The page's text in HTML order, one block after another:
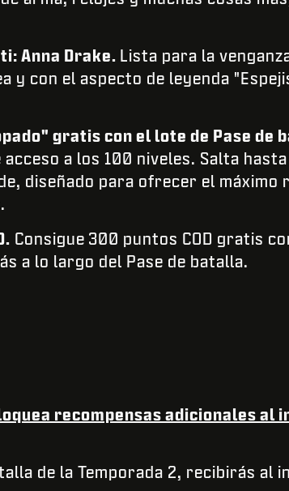
Anna Drake. Lista para la
y con el aspecto de leyenda
gratis con el lote de Pase de
a los 100 niveles. Salta
diseñado para ofrecer el máximo
Consigue 300 puntos COD gratis
a lo largo del Pase de batalla.
recompensas adicionales al
de la Temporada 2, recibirás al